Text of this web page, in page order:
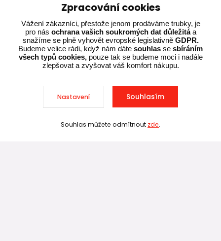
Sleva při nákupu nad 10 000 Kč
Kariéra
Kde nás najdete
Vysokomýtská 718
Holice, 534 01
Zpracování cookies
Vážení zákazníci, přestože jenom prodáváme trubky, je
pro nás ochrana vašich soukromých dat důležitáa
snažíme se plně vyhovět evropské legislativně GDPR.
Budeme velice rádi, když nám dáte souhlas se sbíráním
všech typů cookies,pouze tak se budeme moci i nadále
zlepšovat a zvyšovat váš komfort nákupu.
Nastavení Souhlasím
Souhlas můžete odmítnout zde.